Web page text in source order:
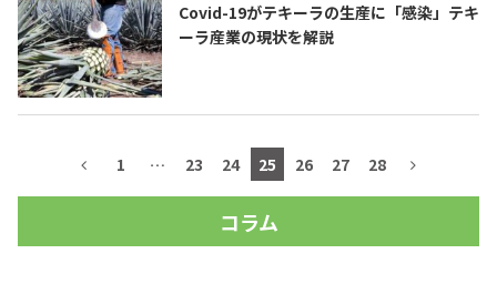
Covid-19がテキーラの生産に「感染」テキ
ーラ産業の現状を解説
1 … 23 24 25 26 27 28
コラム